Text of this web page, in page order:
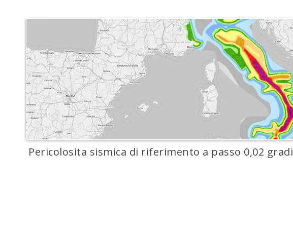
Pericolosita sismica di riferimento a passo 0,02 gradi